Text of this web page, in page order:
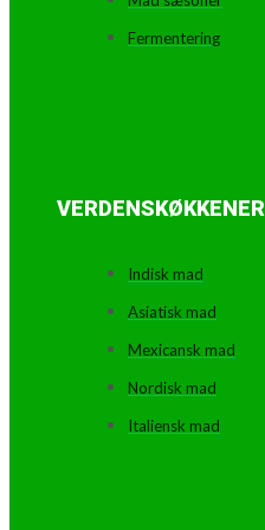
Fermentering
VERDENSKØKKENER
Indisk mad
Asiatisk mad
Mexicansk mad
Nordisk mad
Italiensk mad